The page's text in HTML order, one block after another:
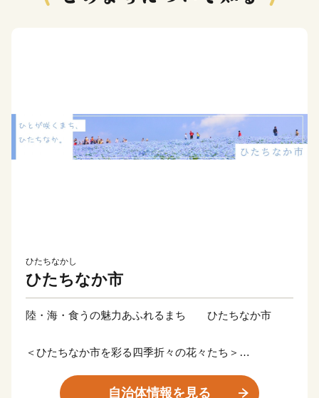
ひたちなかし
ひたちなか市
陸・海・食うの魅力あふれるまち ひたちなか市
＜ひたちなか市を彩る四季折々の花々たち＞
かな春が訪れる頃、国営ひたち海浜公園では、香り高く
自治体情報を見る